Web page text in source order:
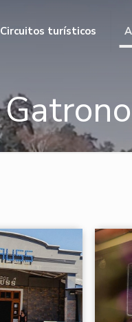
Circuitos turísticos